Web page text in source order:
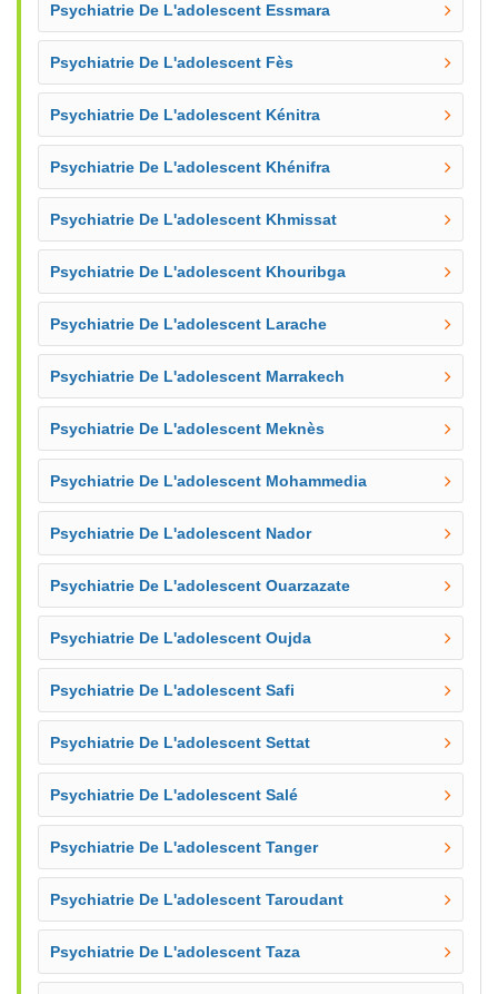
Psychiatrie De L'adolescent Essmara
Psychiatrie De L'adolescent Fès
Psychiatrie De L'adolescent Kénitra
Psychiatrie De L'adolescent Khénifra
Psychiatrie De L'adolescent Khmissat
Psychiatrie De L'adolescent Khouribga
Psychiatrie De L'adolescent Larache
Psychiatrie De L'adolescent Marrakech
Psychiatrie De L'adolescent Meknès
Psychiatrie De L'adolescent Mohammedia
Psychiatrie De L'adolescent Nador
Psychiatrie De L'adolescent Ouarzazate
Psychiatrie De L'adolescent Oujda
Psychiatrie De L'adolescent Safi
Psychiatrie De L'adolescent Settat
Psychiatrie De L'adolescent Salé
Psychiatrie De L'adolescent Tanger
Psychiatrie De L'adolescent Taroudant
Psychiatrie De L'adolescent Taza